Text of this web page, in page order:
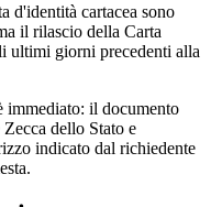
d'identità cartacea sono
il rilascio della Carta
ultimi giorni precedenti alla
immediato: il documento
dello Stato e
indicato dal richiedente